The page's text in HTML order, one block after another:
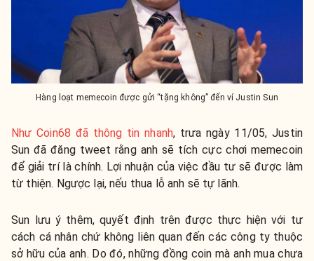
Hàng loạt memecoin được gửi “tặng không” đến ví Justin Sun
Như Coin68 đã thông tin nhanh, trưa ngày 11/05,Justin
Sun đã đăng tweet rằng anh sẽ tích cực chơi memecoin
để giải trí là chính. Lợi nhuận của việc đầu tư sẽ được làm
từ thiện. Ngược lại, nếu thua lỗ anh sẽ tự lãnh.
Sun lưu ý thêm, quyết định trên được thực hiện với tư
cách cá nhân chứ không liên quan đến các công ty thuộc
sở hữu của anh. Do đó, những đồng coin mà anh mua chưa